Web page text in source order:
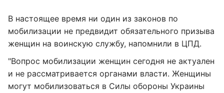
В настоящее время ни один из законов по
мобилизации не предвидит обязательного призыва
женщин на воинскую службу, напомнили в ЦПД.
"Вопрос мобилизации женщин сегодня не актуален
и не рассматривается органами власти. Женщины
могут мобилизоваться в Силы обороны Украины